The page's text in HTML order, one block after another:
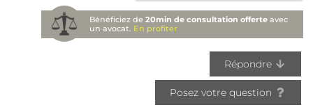
Bénéficiez de20min de consultation offerte avec
un avocat. En profiter
Répondre
Posez votre question